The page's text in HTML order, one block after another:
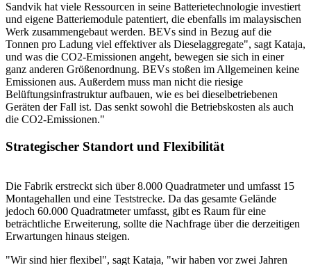
Sandvik hat viele Ressourcen in seine Batterietechnologie investiert
und eigene Batteriemodule patentiert, die ebenfalls im malaysischen
Werk zusammengebaut werden. BEVs sind in Bezug auf die
Tonnen pro Ladung viel effektiver als Dieselaggregate", sagt Kataja,
und was die CO2-Emissionen angeht, bewegen sie sich in einer
ganz anderen Größenordnung. BEVs stoßen im Allgemeinen keine
Emissionen aus. Außerdem muss man nicht die riesige
Belüftungsinfrastruktur aufbauen, wie es bei dieselbetriebenen
Geräten der Fall ist. Das senkt sowohl die Betriebskosten als auch
die CO2-Emissionen."
Strategischer Standort und Flexibilität
Die Fabrik erstreckt sich über 8.000 Quadratmeter und umfasst 15
Montagehallen und eine Teststrecke. Da das gesamte Gelände
jedoch 60.000 Quadratmeter umfasst, gibt es Raum für eine
beträchtliche Erweiterung, sollte die Nachfrage über die derzeitigen
Erwartungen hinaus steigen.
"Wir sind hier flexibel", sagt Kataja, "wir haben vor zwei Jahren